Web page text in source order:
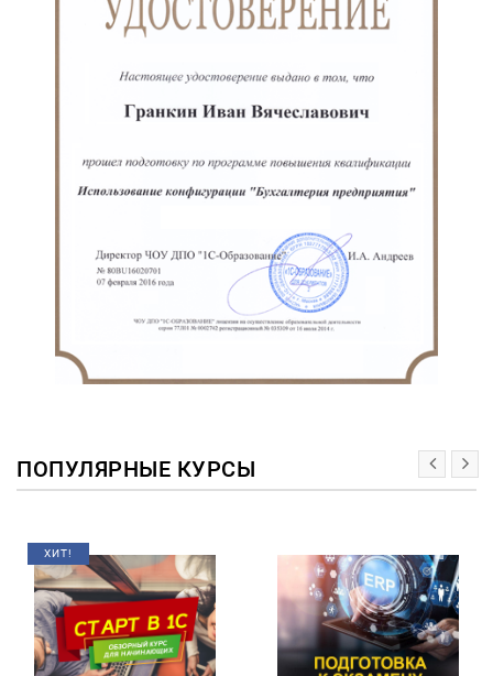
ПОПУЛЯРНЫЕ КУРСЫ
ХИТ!